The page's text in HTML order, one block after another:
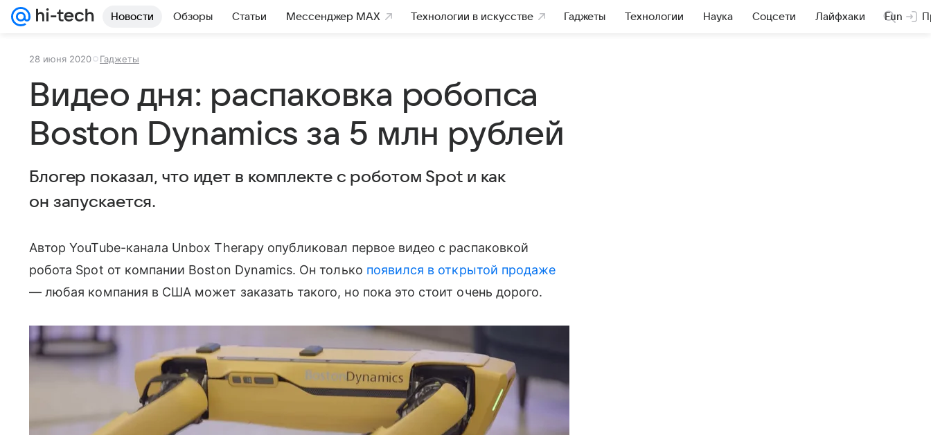
Новости Обзоры Статьи Мессенджер MAX Технологии в искусстве Гаджеты Технологии Наука Соцсети Лайфхаки Fun
28 июня 2020 Гаджеты
Видео дня: распаковка робопса
Boston Dynamics за 5 млн рублей
Блогер показал, что идет в комплекте с роботом Spot и как
он запускается.
Автор YouTube-канала Unbox Therapy опубликовал первое видео с распаковкой
робота Spot от компании Boston Dynamics. Он только появился в открытой продаже
— любая компания в США может заказать такого, но пока это стоит очень дорого.